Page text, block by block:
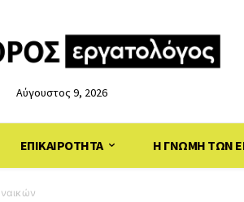
Αύγουστος 9, 2026
ΕΠΙΚΑΙΡΟΤΗΤΑ Η ΓΝΩΜΗ ΤΩΝ